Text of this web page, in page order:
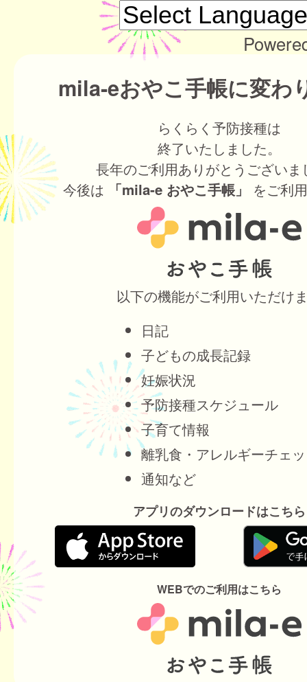
mila-eおやこ手帳に変わ
らくらく予防接種は
終了いたしました。
長年のご利用ありがとうございま
今後は
「mila-e おやこ手帳」 をご利
以下の機能がご利用いただけ
日記
子どもの成長記録
妊娠状況
予防接種スケジュール
子育て情報
離乳食・アレルギーチェ
通知など
アプリのダウンロードはこちら
WEBでのご利用はこちら